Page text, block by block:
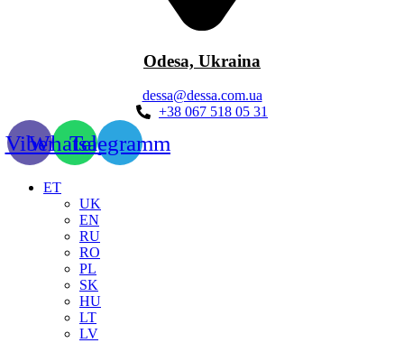
Odesa, Ukraina
dessa@dessa.com.ua
+38 067 518 05 31
ViberWhatsapp
Telegramm
ET
UK
EN
RU
RO
PL
SK
HU
LT
LV